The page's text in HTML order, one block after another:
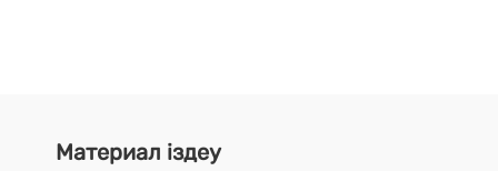
Материал іздеу